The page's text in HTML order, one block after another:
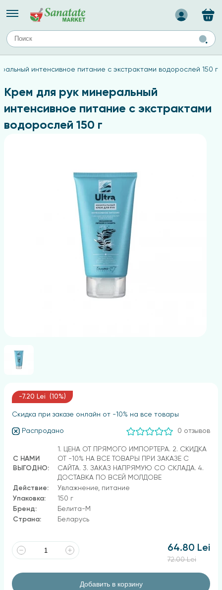
лица
Назад
ТИПЫ КОЖИ
Средства для комбинированной кожи
Средства для проблемной кожи
Средства для чувствительной кожи
интенсивное питание с экстрактами водорослей 150 г
Крем для рук минеральный
интенсивное питание с экстрактами
водорослей 150 г
-7.20 Lei (10%)
Скидка при заказе онлайн от -10% на все товары
Распродано 0 отзывов
С НАМИ
ВЫГОДНО:
1. ЦЕНА ОТ ПРЯМОГО ИМПОРТЕРА. 2. СКИДКА
ОТ -10% НА ВСЕ ТОВАРЫ ПРИ ЗАКАЗЕ С
САЙТА. 3. ЗАКАЗ НАПРЯМУЮ СО СКЛАДА. 4.
ДОСТАВКА ПО ВСЕЙ МОЛДОВЕ
Действие:
Увлажнение, питание
Упаковка:
150 г
Бренд:
Белита-М
Страна:
Беларусь
64.80 Lei
72.00 Lei
Добавить в корзину